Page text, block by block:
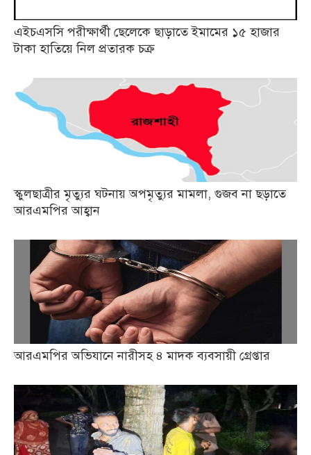
এইচএসসি পরীক্ষার্থী ছেলেকে ছাড়াতে ইমামের ১৫ হাজার
টাকা হাতিয়ে নিল প্রতারক চক্র
স্কুলছাত্রীর মৃত্যুর ঘটনায় অপমৃত্যুর মামলা, গুজব না ছড়াতে
আরএমপির আহ্বান
আরএমপির অভিযানে নারীসহ ৪ মাদক ব্যবসায়ী গ্রেপ্তার